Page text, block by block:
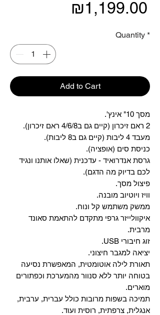
₪1,199.00
Quantity *
Add to Cart
מסך 10" אינץ'.
2 ראם זיכרון (קיים גם ב4/6/8 ראם זיכרון).
מעבד 4 ליבות (קיים גם ב8 ליבות).
כניסת סים (אופציה).
גרסת אנדרואיד - עדכנית (שאלו אותנו ונגיד
לכם בדיוק מה הדגם).
פיצול מסך.
וויז ויוטיוב מובנה.
ממשק משתמש קל ונוח.
איקוולייזר גרפי מתקדם להתאמת סאונד
מרבית.
זוג חיבורי USB.
יציאה למגבר חיצוני.
תאורת לילה אוטומטית, המאפשרת נסיעה
בטוחה יותר ללא סנוור מהמערכת וכפתורים
מוארים.
תמיכה בשפות מרובות כולל עברית, ערבית,
אנגלית, צרפתית, רוסית ועוד.